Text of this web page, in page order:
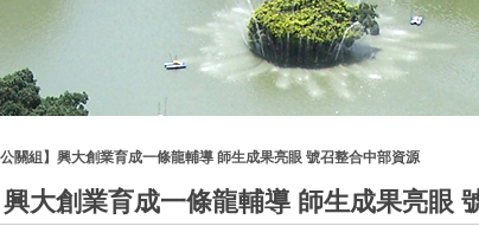
公關組】興大創業育成一條龍輔導 師生成果亮眼 號召整合中部資源
興大創業育成一條龍輔導 師生成果亮眼